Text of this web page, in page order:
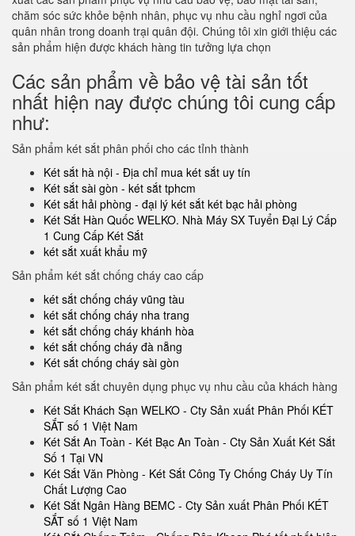
chăm sóc sức khỏe bệnh nhân, phục vụ nhu cầu nghỉ ngơi của
quân nhân trong doanh trại quân đội. Chúng tôi xin giới thiệu các
sản phẩm hiện được khách hàng tin tưởng lựa chọn
Các sản phẩm về bảo vệ tài sản tốt
nhất hiện nay được chúng tôi cung cấp
như:
Sản phẩm két sắt phân phối cho các tỉnh thành
Két sắt hà nội - Địa chỉ mua két sắt uy tín
Két sắt sài gòn - két sắt tphcm
Két sắt hải phòng - đại lý két sắt két bạc hải phòng
Két Sắt Hàn Quốc WELKO. Nhà Máy SX Tuyển Đại Lý Cấp
1 Cung Cấp Két Sắt
két sắt xuất khẩu mỹ
Sản phẩm két sắt chống cháy cao cấp
két sắt chống cháy vũng tàu
két sắt chống cháy nha trang
két sắt chống cháy khánh hòa
két sắt chống cháy đà nẵng
Két sắt chống cháy sài gòn
Sản phẩm két sắt chuyên dụng phục vụ nhu cầu của khách hàng
Két Sắt Khách Sạn WELKO - Cty Sản xuất Phân Phối KÉT
SẮT số 1 Việt Nam
Két Sắt An Toàn - Két Bạc An Toàn - Cty Sản Xuất Két Sắt
Số 1 Tại VN
Két Sắt Văn Phòng - Két Sắt Công Ty Chống Cháy Uy Tín
Chất Lượng Cao
Két Sắt Ngân Hàng BEMC - Cty Sản xuất Phân Phối KÉT
SẮT số 1 Việt Nam